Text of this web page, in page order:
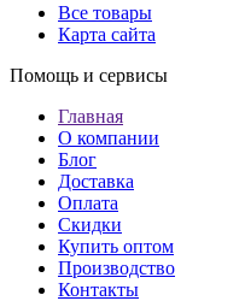
Все товары
Карта сайта
Помощь и сервисы
Главная
О компании
Блог
Доставка
Оплата
Скидки
Купить оптом
Производство
Контакты